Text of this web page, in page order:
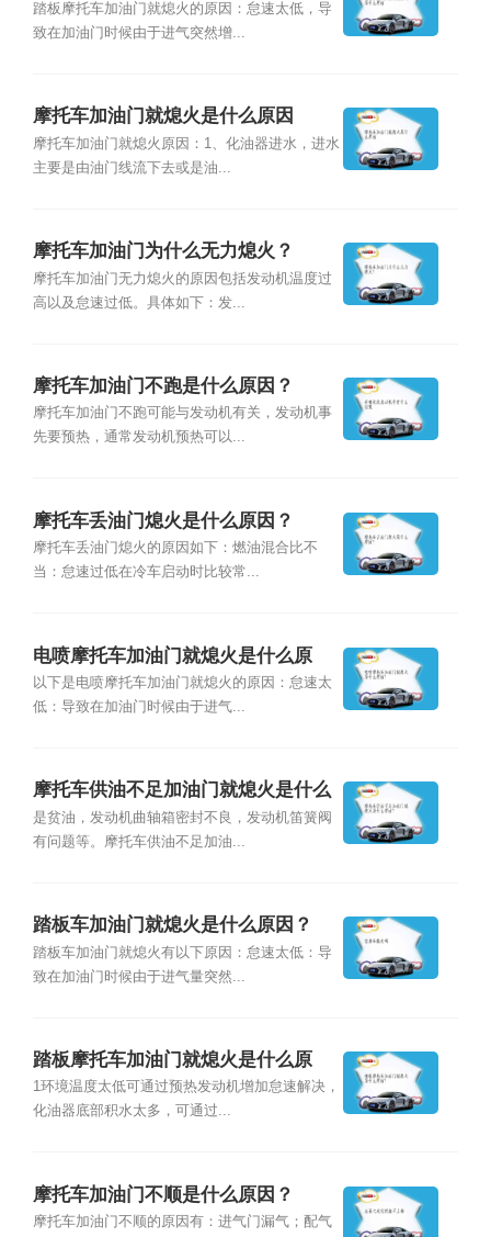
踏板摩托车加油门就熄火的原因：怠速太低，导
致在加油门时候由于进气突然增...
摩托车加油门就熄火是什么原因
摩托车加油门就熄火原因：1、化油器进水，进水
主要是由油门线流下去或是油...
摩托车加油门为什么无力熄火？
摩托车加油门无力熄火的原因包括发动机温度过
高以及怠速过低。具体如下：发...
摩托车加油门不跑是什么原因？
摩托车加油门不跑可能与发动机有关，发动机事
先要预热，通常发动机预热可以...
摩托车丢油门熄火是什么原因？
摩托车丢油门熄火的原因如下：燃油混合比不
当：怠速过低在冷车启动时比较常...
电喷摩托车加油门就熄火是什么原
因？
以下是电喷摩托车加油门就熄火的原因：怠速太
低：导致在加油门时候由于进气...
摩托车供油不足加油门就熄火是什么
原因？
是贫油，发动机曲轴箱密封不良，发动机笛簧阀
有问题等。摩托车供油不足加油...
踏板车加油门就熄火是什么原因？
踏板车加油门就熄火有以下原因：怠速太低：导
致在加油门时候由于进气量突然...
踏板摩托车加油门就熄火是什么原
因？
1环境温度太低可通过预热发动机增加怠速解决，
化油器底部积水太多，可通过...
摩托车加油门不顺是什么原因？
摩托车加油门不顺的原因有：进气门漏气；配气